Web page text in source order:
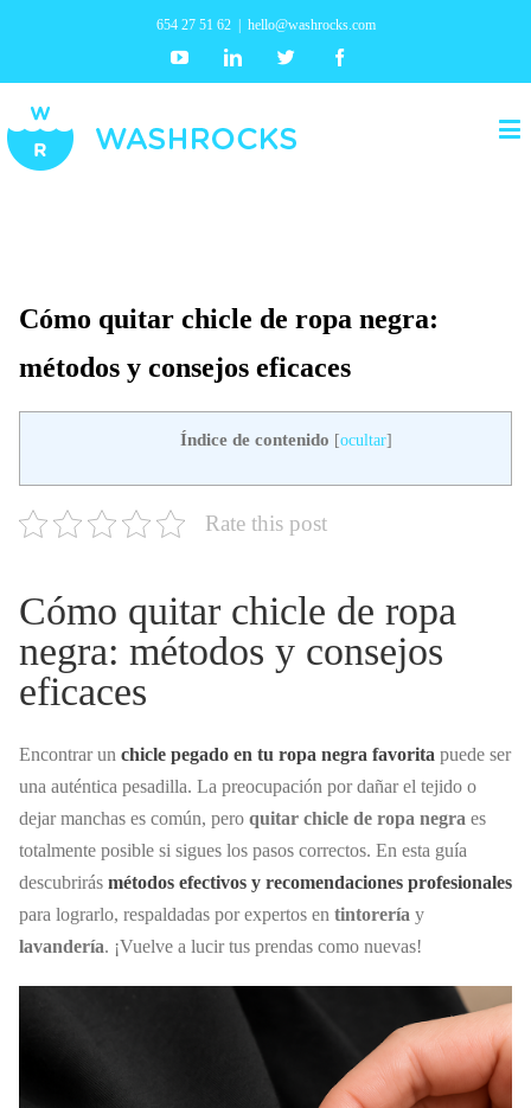
654 27 51 62 hello@washrocks.com
YoutubeLinkedin Twitter
Cómo quitar chicle de ropa negra:
métodos y consejos eficaces
Índice de contenido [ocultar]
Rate this post
Cómo quitar chicle de ropa
negra: métodos y consejos
eficaces
Encontrar un chicle pegado en tu ropa negra favorita puede ser
una auténtica pesadilla. La preocupación por dañar el tejido o
dejar manchas es común, pero quitar chicle de ropa negra es
totalmente posible si sigues los pasos correctos. En esta guía
descubrirás métodos efectivos y recomendaciones profesionales
para lograrlo, respaldadas por expertos en tintorería y
lavandería. ¡Vuelve a lucir tus prendas como nuevas!